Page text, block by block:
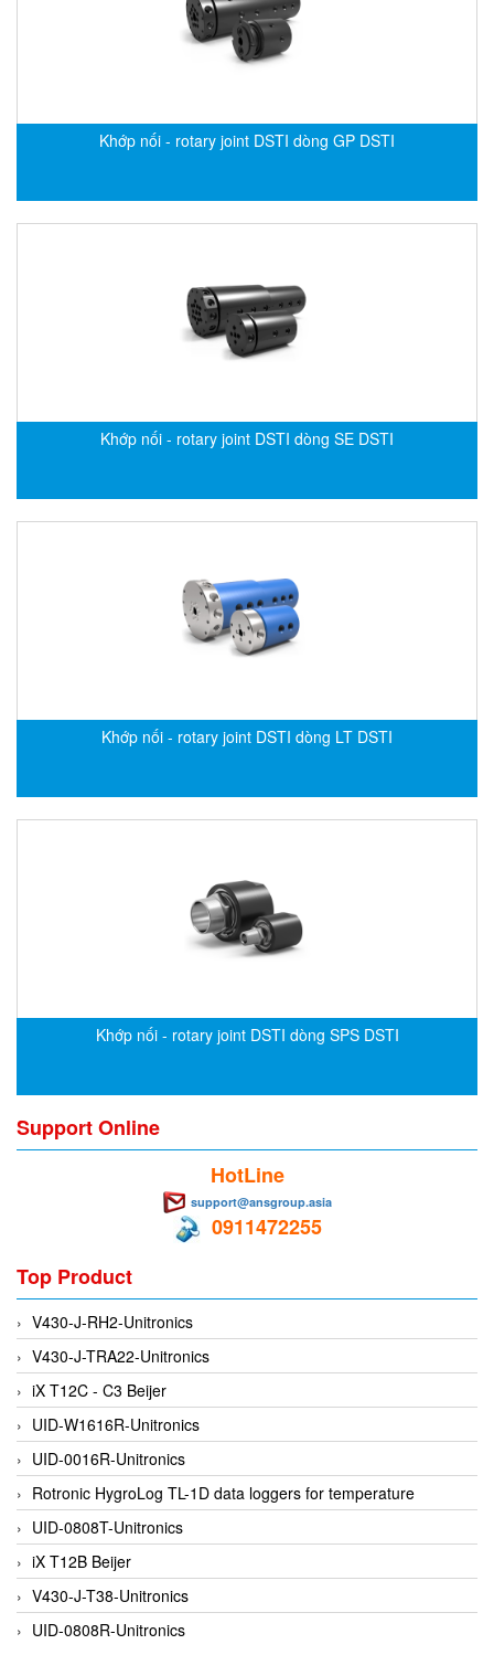
EMG
ENCEL Vietnam
Endress+Hauser
EPC
ERICHSEN
EUCHNER GmbH + Co. KG VietNam
Evoqua
Exide Technologies Vietnam
EXOR
FEIN
Felm
FESTO
FHF (EATON Crouse-Hinds)
Fife/ Maxcess
Fimet
Fine Suntronix
FineTek
Finna Sensors Vietnam
Fireye
Fischer
Khớp nối - rotary joint DSTI dòng GP DSTI
Khớp nối - rotary joint DSTI dòng SE DSTI
Khớp nối - rotary joint DSTI dòng LT DSTI
Khớp nối - rotary joint DSTI dòng SPS DSTI
Support Online
HotLine
support@ansgroup.asia
0911472255
Top Product
V430-J-RH2-Unitronics
V430-J-TRA22-Unitronics
iX T12C - C3 Beijer
UID-W1616R-Unitronics
UID-0016R-Unitronics
Rotronic HygroLog TL-1D data loggers for temperature
UID-0808T-Unitronics
iX T12B Beijer
V430-J-T38-Unitronics
UID-0808R-Unitronics